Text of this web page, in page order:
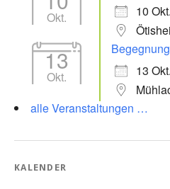
Okt.
10
13
Okt.
13
alle Veranstaltungen …
KALENDER